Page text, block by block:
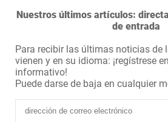
Nuestros últimos artículos:
de entrada
Para recibir las últimas noticias de
vienen y en su idioma: ¡regístrese
informativo!
Puede darse de baja en cualquier